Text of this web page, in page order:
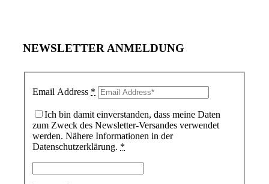
NEWSLETTER ANMELDUNG
Email Address *
Ich bin damit einverstanden, dass meine Daten
zum Zweck des Newsletter-Versandes verwendet
werden. Nähere Informationen in der
Datenschutzerklärung. *